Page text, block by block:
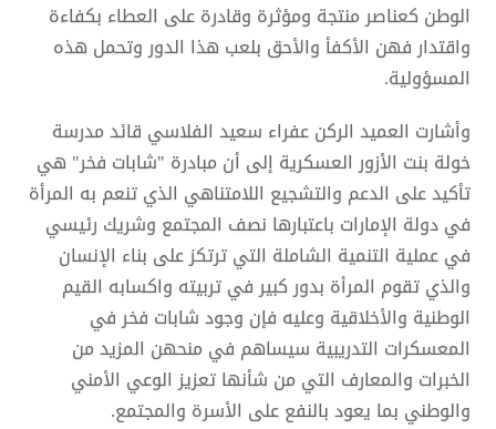
الوطن كعناصر منتجة ومؤثرة وقادرة على العطاء بكفاءة
واقتدار فهن الأكفأ والأحق بلعب هذا الدور وتحمل هذه
المسؤولية.
وأشارت العميد الركن عفراء سعيد الفلاسي قائد مدرسة
خولة بنت الأزور العسكرية إلى أن مبادرة "شابات فخر" هي
تأكيد على الدعم والتشجيع اللامتناهي الذي تنعم به المرأة
في دولة الإمارات باعتبارها نصف المجتمع وشريك رئيسي
في عملية التنمية الشاملة التي ترتكز على بناء الإنسان
والذي تقوم المرأة بدور كبير في تربيته واكسابه القيم
الوطنية والأخلاقية وعليه فإن وجود شابات فخر في
المعسكرات التدريبية سيساهم في منحهن المزيد من
الخبرات والمعارف التي من شأنها تعزيز الوعي الأمني
والوطني بما يعود بالنفع على الأسرة والمجتمع.